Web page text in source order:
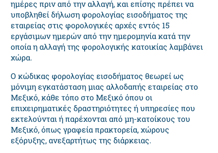
ημέρες πριν από την αλλαγή, και επίσης πρέπει να
υποβληθεί δήλωση φορολογίας εισοδήματος της
εταιρείας στις φορολογικές αρχές εντός 15
εργάσιμων ημερών από την ημερομηνία κατά την
οποία η αλλαγή της φορολογικής κατοικίας λαμβάνει
χώρα.
Ο κώδικας φορολογίας εισοδήματος θεωρεί ως
μόνιμη εγκατάσταση μιας αλλοδαπής εταιρείας στο
Μεξικό, κάθε τόπο στο Μεξικό όπου οι
επιχειρηματικές δραστηριότητες ή υπηρεσίες που
εκτελούνται ή παρέχονται από μη-κατοίκους του
Μεξικό, όπως γραφεία πρακτορεία, χώρους
εξόρυξης, ανεξαρτήτως της διάρκειας.